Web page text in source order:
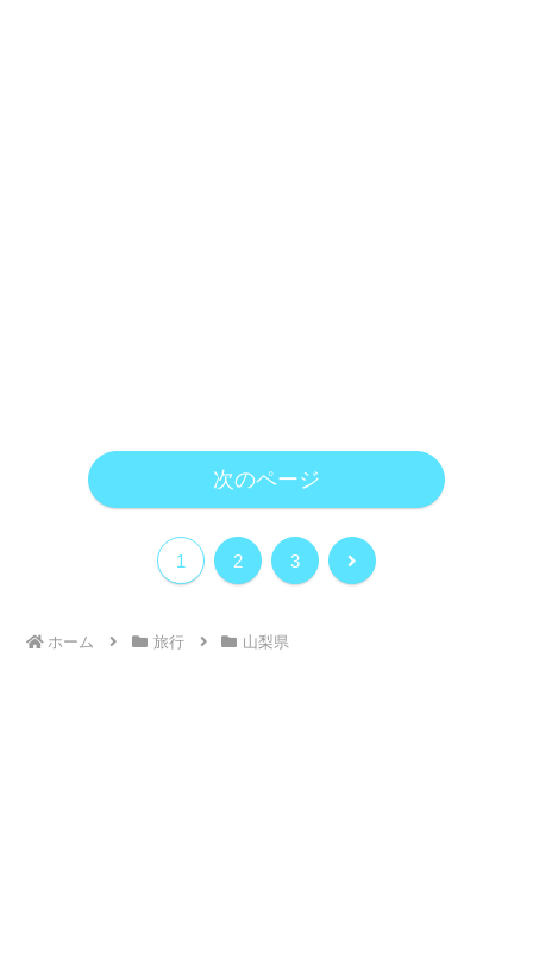
次のページ
1 2 3 次
ホーム 旅行 山梨県